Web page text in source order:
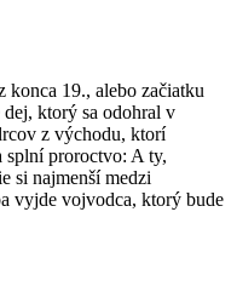
konca 19., alebo začiatku
dej, ktorý sa odohral v
z východu, ktorí
splní proroctvo: A ty,
si najmenší medzi
vyjde vojvodca, ktorý bude